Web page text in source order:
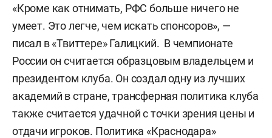
«Кроме как отнимать, РФС больше ничего не
умеет. Это легче, чем искать спонсоров», —
писал в «Твиттере» Галицкий. В чемпионате
России он считается образцовым владельцем и
президентом клуба. Он создал одну из лучших
академий в стране, трансферная политика клуба
также считается удачной с точки зрения цены и
отдачи игроков. Политика «Краснодара»